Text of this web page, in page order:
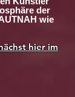
der
wie
hier im